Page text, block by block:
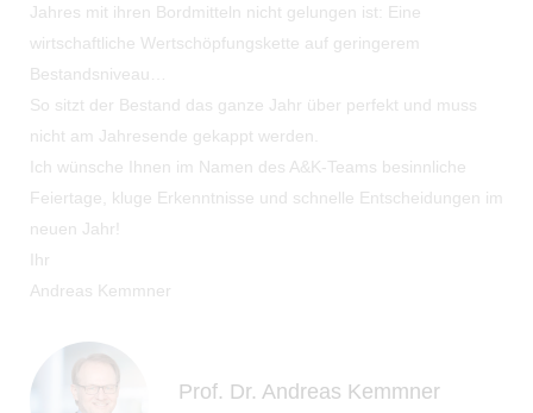
Jahres mit ihren Bordmitteln nicht gelungen ist: Eine
wirtschaftliche Wertschöpfungskette auf geringerem
Bestandsniveau…
So sitzt der Bestand das ganze Jahr über perfekt und muss
nicht am Jahresende gekappt werden.
Ich wünsche Ihnen im Namen des A&K-Teams besinnliche
Feiertage, kluge Erkenntnisse und schnelle Entscheidungen im
neuen Jahr!
Ihr
Andreas Kemmner
Prof. Dr. Andreas Kemmner